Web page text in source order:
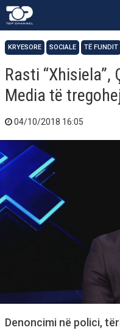
KRYESORE SOCIALE TË FUNDIT
Rasti “Xhisiela”,
Media të
04/10/2018 16:05
Denoncimi në polici,